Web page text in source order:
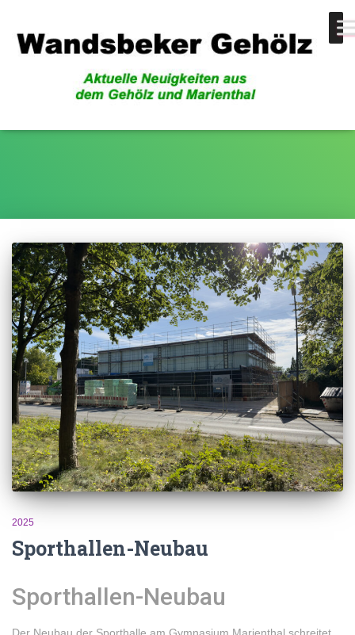
2025
Sporthallen-Neubau
Sporthallen-Neubau
Der Neubau der Sporthalle am Gymnasium Marienthal schreitet